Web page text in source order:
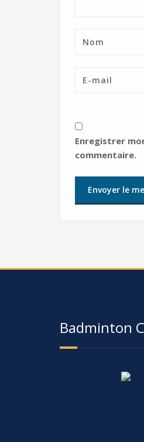
Enregistrer
commentaire.
Badminton